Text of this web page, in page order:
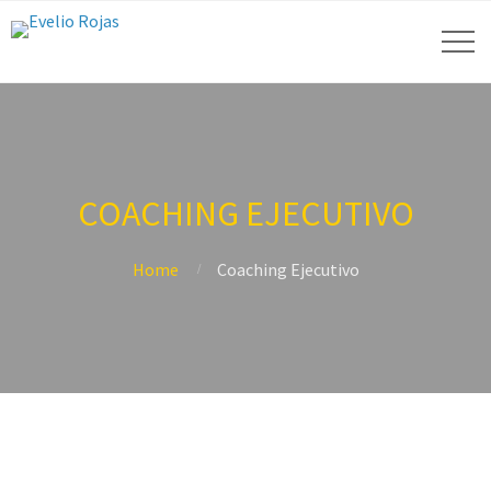
COACHING EJECUTIVO
Home Coaching Ejecutivo